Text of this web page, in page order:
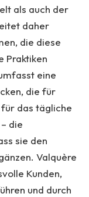
als auch der
daher
die diese
Praktiken
eine
die für
das tägliche
die
sie den
Valquère
Kunden,
und durch